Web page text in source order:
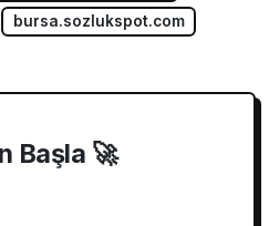
bursa.sozlukspot.com
Başla 🚀